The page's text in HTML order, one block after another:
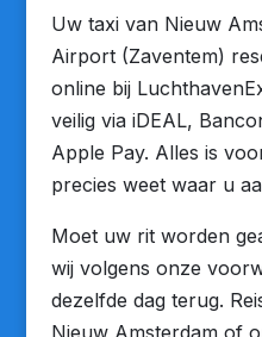
Uw taxi van Nieuw
Airport (Zaventem)
online bij
veilig via iDEAL,
Apple Pay. Alles is
precies weet waar u
Moet uw rit worden
wij volgens onze
dezelfde dag terug.
Nieuw Amsterdam of